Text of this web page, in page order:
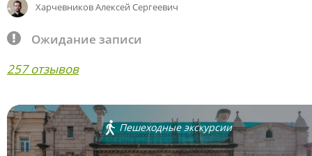
Харчевников Алексей Сергеевич
Ожидание записи
257 отзывов
Пешеходные экскурсии